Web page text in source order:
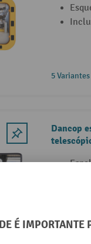
5 Variantes
Dancop